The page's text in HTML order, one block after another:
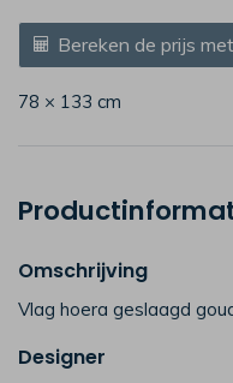
Bereken de prijs
78 × 133 cm
Omschrijving
Vlag hoera geslaagd
Designer